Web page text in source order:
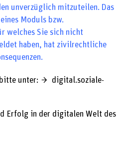
unverzüglich mitzuteilen. Das
Moduls bzw.
welches Sie sich nicht
haben, hat zivilrechtliche
unter:
digital.soziale-
Erfolg in der digitalen Welt des